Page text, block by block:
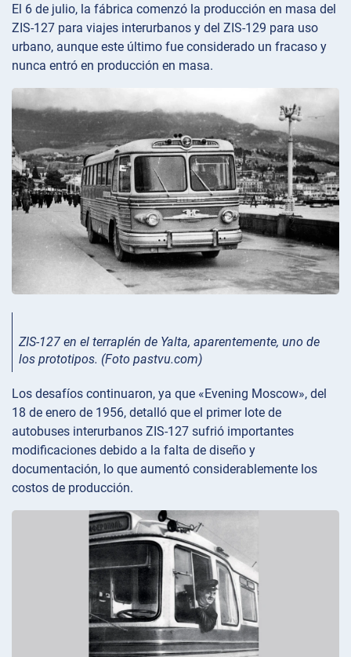
El 6 de julio, la fábrica comenzó la producción en masa del
ZIS-127 para viajes interurbanos y del ZIS-129 para uso
urbano, aunque este último fue considerado un fracaso y
nunca entró en producción en masa.
ZIS-127 en el terraplén de Yalta, aparentemente, uno de
los prototipos. (Foto pastvu.com)
Los desafíos continuaron, ya que «Evening Moscow», del
18 de enero de 1956, detalló que el primer lote de
autobuses interurbanos ZIS-127 sufrió importantes
modificaciones debido a la falta de diseño y
documentación, lo que aumentó considerablemente los
costos de producción.